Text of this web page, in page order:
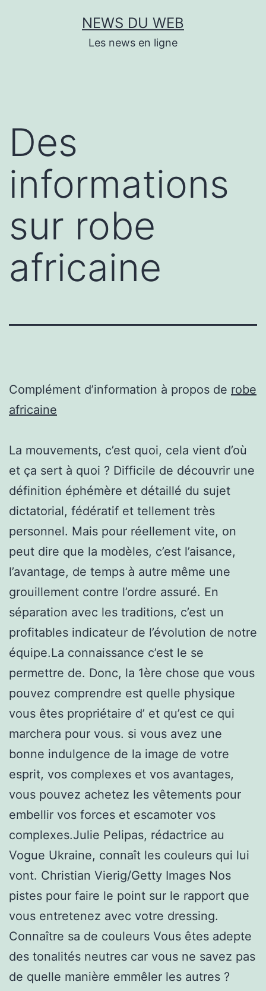
NEWS DU WEB
Les news en ligne
Des
informations
sur robe
africaine
Complément d’information à propos de robe
africaine
La mouvements, c’est quoi, cela vient d’où
et ça sert à quoi ? Difficile de découvrir une
définition éphémère et détaillé du sujet
dictatorial, fédératif et tellement très
personnel. Mais pour réellement vite, on
peut dire que la modèles, c’est l’aisance,
l’avantage, de temps à autre même une
grouillement contre l’ordre assuré. En
séparation avec les traditions, c’est un
profitables indicateur de l’évolution de notre
équipe.La connaissance c’est le se
permettre de. Donc, la 1ère chose que vous
pouvez comprendre est quelle physique
vous êtes propriétaire d’ et qu’est ce qui
marchera pour vous. si vous avez une
bonne indulgence de la image de votre
esprit, vos complexes et vos avantages,
vous pouvez achetez les vêtements pour
embellir vos forces et escamoter vos
complexes.Julie Pelipas, rédactrice au
Vogue Ukraine, connaît les couleurs qui lui
vont. Christian Vierig/Getty Images Nos
pistes pour faire le point sur le rapport que
vous entretenez avec votre dressing.
Connaître sa de couleurs Vous êtes adepte
des tonalités neutres car vous ne savez pas
de quelle manière emmêler les autres ?